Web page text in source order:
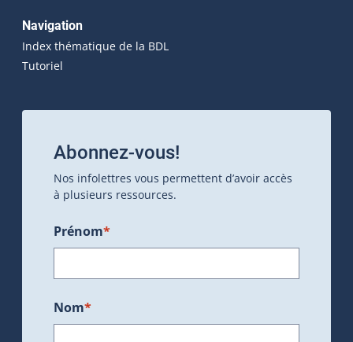
Navigation
Index thématique de la BDL
Tutoriel
Abonnez-vous!
Nos infolettres vous permettent d’avoir accès
à plusieurs ressources.
Prénom*
Nom*